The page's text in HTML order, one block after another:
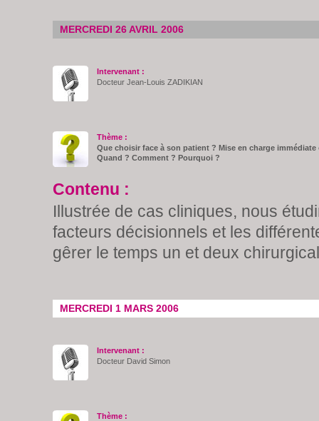
MERCREDI 26 AVRIL 2006
Intervenant :
Docteur Jean-Louis ZADIKIAN
Thème :
Que choisir face à son patient ? Mise en charge immédiate
Quand ? Comment ? Pourquoi ?
Contenu :
Illustrée de cas cliniques, nous
facteurs décisionnels et les
gêrer le temps un et deux
MERCREDI 1 MARS 2006
Intervenant :
Docteur David Simon
Thème :